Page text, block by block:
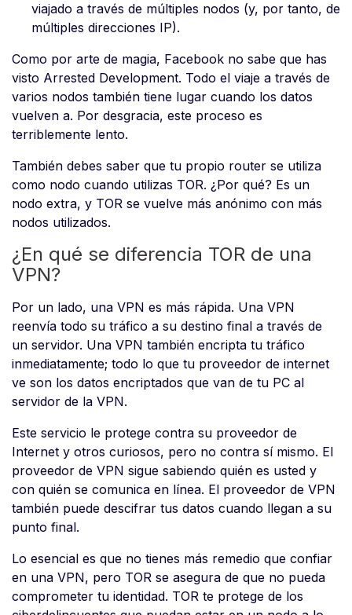
viajado a través de múltiples nodos (y, por tanto, de
múltiples direcciones IP).
Como por arte de magia, Facebook no sabe que has
visto Arrested Development. Todo el viaje a través de
varios nodos también tiene lugar cuando los datos
vuelven a. Por desgracia, este proceso es
terriblemente lento.
También debes saber que tu propio router se utiliza
como nodo cuando utilizas TOR. ¿Por qué? Es un
nodo extra, y TOR se vuelve más anónimo con más
nodos utilizados.
¿En qué se diferencia TOR de una
VPN?
Por un lado, una VPN es más rápida. Una VPN
reenvía todo su tráfico a su destino final a través de
un servidor. Una VPN también encripta tu tráfico
inmediatamente; todo lo que tu proveedor de internet
ve son los datos encriptados que van de tu PC al
servidor de la VPN.
Este servicio le protege contra su proveedor de
Internet y otros curiosos, pero no contra sí mismo. El
proveedor de VPN sigue sabiendo quién es usted y
con quién se comunica en línea. El proveedor de VPN
también puede descifrar tus datos cuando llegan a su
punto final.
Lo esencial es que no tienes más remedio que confiar
en una VPN, pero TOR se asegura de que no pueda
comprometer tu identidad. TOR te protege de los